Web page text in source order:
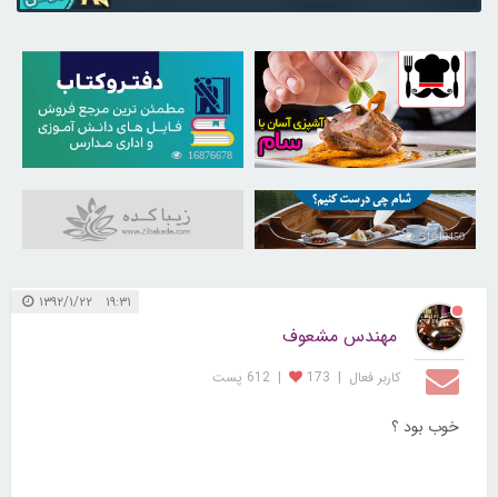
30255293
16876678
31040450
۱۹:۳۱ ۱۳۹۲/۱/۲۲
مهندس مشعوف
کاربر فعال |
173
| 612 پست
خوب بود ؟